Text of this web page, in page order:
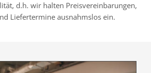
d.h. wir halten Preisvereinbarungen,
Liefertermine ausnahmslos ein.